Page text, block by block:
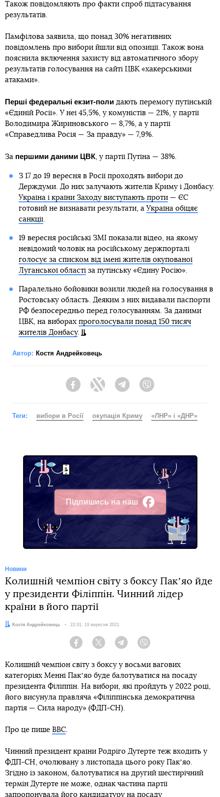
Також повідомляють про факти спроб підтасування
результатів.
Памфілова заявила, що понад 30% негативних
повідомлень про вибори йшли від опозиції. Також вона
пояснила включення захисту від автоматичного збору
результатів голосування на сайті ЦВК «хакерськими
атаками».
Перші федеральні екзит-поли дають перемогу путінській
«Єдиній Росії». У неї 45,5%, у комуністів — 21%, у партії
Володимира Жириновського — 8,7%, а у партії
«Справедлива Росія — За правду» — 7,9%.
За першими даними ЦВК, у партії Путіна — 38%.
З 17 до 19 вересня в Росії проходять вибори до
Держдуми. До них залучають жителів Криму і Донбасу.
Україна і країни Заходу виступають проти— ЄС
готовий не визнавати результати, а Україна обіцяє
санкції.
19 вересня російські ЗМІ показали відео, на якому
невідомий чоловік на російському держпорталі
голосує за списком від імені жителів окупованої
Луганської областіза путінську «Єдину Росію».
Паралельно бойовики возили людей на голосування в
Ростовську область. Деяким з них видавали паспорти
РФ безпосередньо перед голосуванням. За даними
ЦВК, на виборах проголосували понад 150 тисяч
жителів Донбасу.
Автор: Костя Андрейковець
FacebookTwitter Telegram
Теги: вибори в Росії окупація Криму «ЛНР» і «ДНР»
Підпишись на наш
Facebook
Новини
Колишній чемпіон світу з боксу Пакʼяо йде
у президенти Філіппін. Чинний лідер
країни в його партії
Автор:Костя Андрейковець Дата:
22:01, 19 вересня 2021
Facebook Twitter Telegram
Колишній чемпіон світу з боксу у восьми вагових
категоріях Менні Пакʼяо буде балотуватися на посаду
президента Філіппін. На вибори, які пройдуть у 2022 році,
його висунула правляча «Філіппінська демократична
партія — Сила народу» (ФДП-СН).
Про це пише ВВС.
Чинний президент країни Родріго Дутерте теж входить у
ФДП-СН, очолювану з листопада цього року Пакʼяо.
Згідно із законом, балотуватися на другий шестирічний
термін Дутерте не може, однак частина партії
запропонувала його кандидатуру на посаду